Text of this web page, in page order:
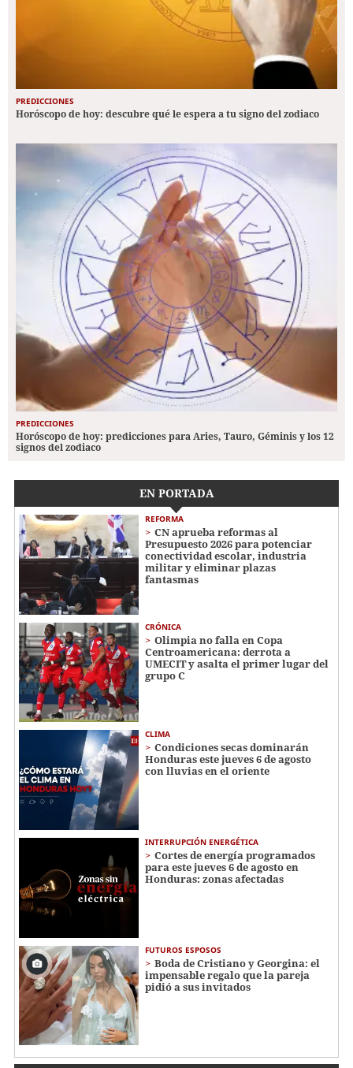
PREDICCIONES
Horóscopo de hoy: descubre qué le espera a tu signo del zodiaco
PREDICCIONES
Horóscopo de hoy: predicciones para Aries, Tauro, Géminis y los 12
signos del zodiaco
EN PORTADA
REFORMA
CN aprueba reformas al
Presupuesto 2026 para potenciar
conectividad escolar, industria
militar y eliminar plazas
fantasmas
CRÓNICA
Olimpia no falla en Copa
Centroamericana: derrota a
UMECIT y asalta el primer lugar del
grupo C
CLIMA
Condiciones secas dominarán
Honduras este jueves 6 de agosto
con lluvias en el oriente
INTERRUPCIÓN ENERGÉTICA
Cortes de energía programados
para este jueves 6 de agosto en
Honduras: zonas afectadas
FUTUROS ESPOSOS
Boda de Cristiano y Georgina: el
impensable regalo que la pareja
pidió a sus invitados